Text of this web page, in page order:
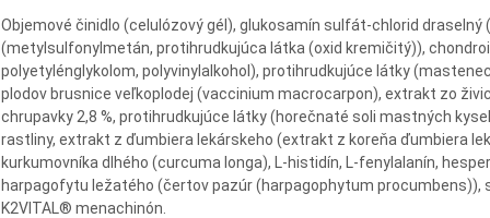
Objemové činidlo (celulózový gél), glukosamín sulfát-chlorid draselný (
(metylsulfonylmetán, protihrudkujúca látka (oxid kremičitý)),
polyetylénglykolom, polyvinylalkohol), protihrudkujúce látky
plodov brusnice veľkoplodej (vaccinium macrocarpon), extrakt zo
chrupavky 2,8 %, protihrudkujúce látky (horečnaté soli mastných
rastliny, extrakt z ďumbiera lekárskeho (extrakt z koreňa ďumbiera
kurkumovníka dlhého (curcuma longa), L-histidín, L-fenylalanín,
harpagofytu ležatého (čertov pazúr (harpagophytum procumbens)),
K2VITAL® menachinón.